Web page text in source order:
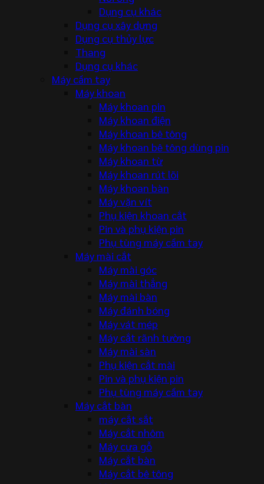
Dụng cụ khác
Dụng cụ xây dựng
Dụng cụ thủy lực
Thang
Dụng cụ khác
Máy cầm tay
Máy khoan
Máy khoan pin
Máy khoan điện
Máy khoan bê tông
Máy khoan bê tông dùng pin
Máy khoan từ
Máy khoan rút lõi
Máy khoan bàn
Máy vặn vít
Phụ kiện khoan cắt
Pin và phụ kiện pin
Phụ tùng máy cầm tay
Máy mài cắt
Máy mài góc
Máy mài thẳng
Máy mài bàn
Máy đánh bóng
Máy vát mép
Máy cắt rãnh tường
Máy mài sàn
Phụ kiện cắt mài
Pin và phụ kiện pin
Phụ tùng máy cầm tay
Máy cắt bàn
máy cắt sắt
Máy cắt nhôm
Máy cưa gỗ
Máy cắt bàn
Máy cắt bê tông